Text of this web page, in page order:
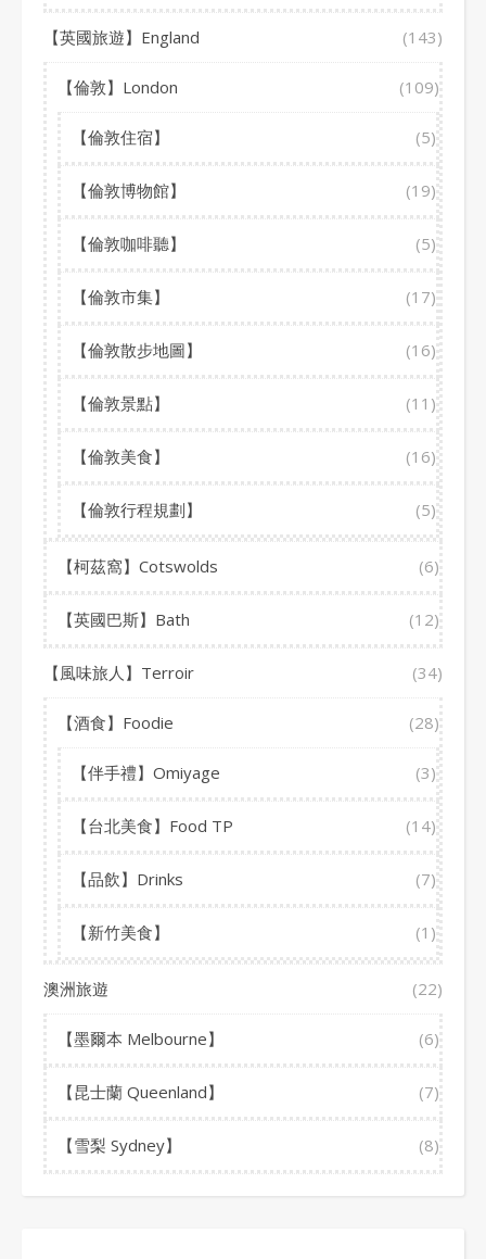
【英國旅遊】England (143)
【倫敦】London (109)
【倫敦住宿】 (5)
【倫敦博物館】 (19)
【倫敦咖啡聽】 (5)
【倫敦市集】 (17)
【倫敦散步地圖】 (16)
【倫敦景點】 (11)
【倫敦美食】 (16)
【倫敦行程規劃】 (5)
【柯茲窩】Cotswolds (6)
【英國巴斯】Bath (12)
【風味旅人】Terroir (34)
【酒食】Foodie (28)
【伴手禮】Omiyage (3)
【台北美食】Food TP (14)
【品飲】Drinks (7)
【新竹美食】 (1)
澳洲旅遊 (22)
【墨爾本 Melbourne】 (6)
【昆士蘭 Queenland】 (7)
【雪梨 Sydney】 (8)